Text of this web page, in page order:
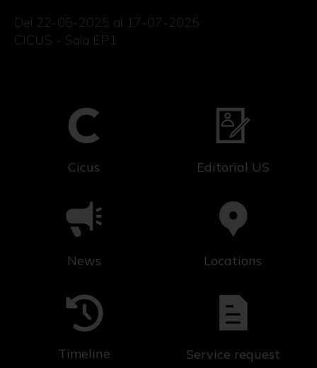
Del 22-05-2025 al 17-07-2025
CICUS - Sala EP1
Cicus Editorial US
News Locations
Timeline Service request